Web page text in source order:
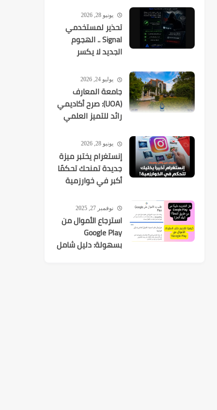
يونيو 28, 2026
تحذير لمستخدمي
Signal .. الهجوم
الجديد لا يكسر
يستهدفك
يوليو 24, 2026
جامعة المعارف
(UOA): صرح أكاديمي
رائد للتميز العلمي
يونيو 28, 2026
إنستغرام يختبر ميزة
جديدة تمنحك تحكمًا
أكبر في خوارزمية
نوفمبر 27, 2025
استرجاع الأموال من
Google Play
بسهولة: دليل شامل